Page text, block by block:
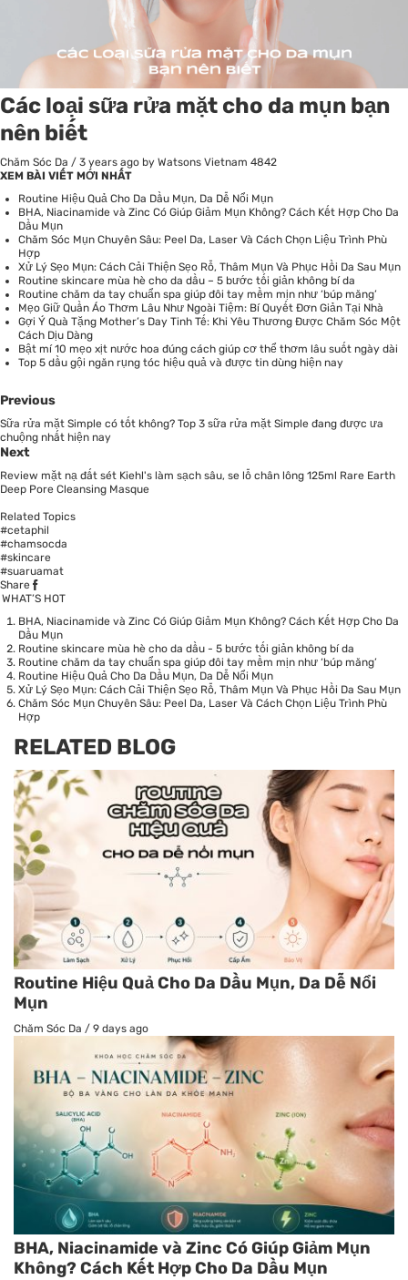
Các loại sữa rửa mặt cho da mụn bạn
nên biết
Chăm Sóc Da / 3 years ago by Watsons Vietnam 4842
XEM BÀI VIẾT MỚI NHẤT
Routine Hiệu Quả Cho Da Dầu Mụn, Da Dễ Nổi Mụn
BHA, Niacinamide và Zinc Có Giúp Giảm Mụn Không? Cách Kết Hợp Cho Da
Dầu Mụn
Chăm Sóc Mụn Chuyên Sâu: Peel Da, Laser Và Cách Chọn Liệu Trình Phù
Hợp
Xử Lý Sẹo Mụn: Cách Cải Thiện Sẹo Rỗ, Thâm Mụn Và Phục Hồi Da Sau Mụn
Routine skincare mùa hè cho da dầu – 5 bước tối giản không bí da
Routine chăm da tay chuẩn spa giúp đôi tay mềm mịn như ‘búp măng’
Mẹo Giữ Quần Áo Thơm Lâu Như Ngoài Tiệm: Bí Quyết Đơn Giản Tại Nhà
Gợi Ý Quà Tặng Mother’s Day Tinh Tế: Khi Yêu Thương Được Chăm Sóc Một
Cách Dịu Dàng
Bật mí 10 mẹo xịt nước hoa đúng cách giúp cơ thể thơm lâu suốt ngày dài
Top 5 dầu gội ngăn rụng tóc hiệu quả và được tin dùng hiện nay
Previous
Sữa rửa mặt Simple có tốt không? Top 3 sữa rửa mặt Simple đang được ưa
chuộng nhất hiện nay
Next
Review mặt nạ đất sét Kiehl's làm sạch sâu, se lỗ chân lông 125ml Rare Earth
Deep Pore Cleansing Masque
Related Topics
#cetaphil
#chamsocda
#skincare
#suaruamat
Share
WHAT’S HOT
BHA, Niacinamide và Zinc Có Giúp Giảm Mụn Không? Cách Kết Hợp Cho Da
Dầu Mụn
Routine skincare mùa hè cho da dầu - 5 bước tối giản không bí da
Routine chăm da tay chuẩn spa giúp đôi tay mềm mịn như ‘búp măng’
Routine Hiệu Quả Cho Da Dầu Mụn, Da Dễ Nổi Mụn
Xử Lý Sẹo Mụn: Cách Cải Thiện Sẹo Rỗ, Thâm Mụn Và Phục Hồi Da Sau Mụn
Chăm Sóc Mụn Chuyên Sâu: Peel Da, Laser Và Cách Chọn Liệu Trình Phù
Hợp
RELATED BLOG
Routine Hiệu Quả Cho Da Dầu Mụn, Da Dễ Nổi
Mụn
Chăm Sóc Da / 9 days ago
BHA, Niacinamide và Zinc Có Giúp Giảm Mụn
Không? Cách Kết Hợp Cho Da Dầu Mụn